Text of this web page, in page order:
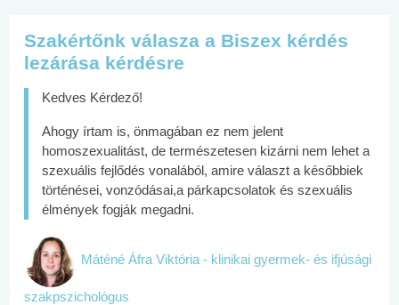
Szakértőnk válasza a Biszex kérdés
lezárása kérdésre
Kedves Kérdező!
Ahogy írtam is, önmagában ez nem jelent
homoszexualitást, de természetesen kizárni nem lehet a
szexuális fejlődés vonalából, amire választ a későbbiek
történései, vonzódásai,a párkapcsolatok és szexuális
élmények fogják megadni.
Máténé Áfra Viktória - klinikai gyermek- és ifjúsági
szakpszichológus